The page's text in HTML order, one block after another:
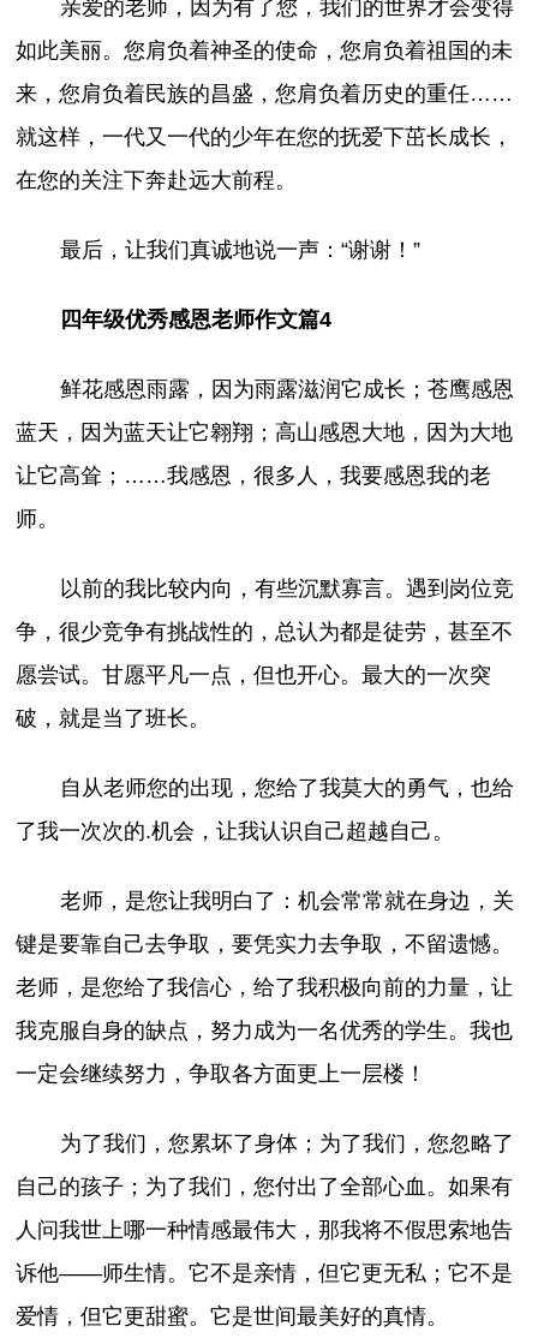
亲爱的老师，因为有了您，我们的世界才会变得
如此美丽。您肩负着神圣的使命，您肩负着祖国的未
来，您肩负着民族的昌盛，您肩负着历史的重任……
就这样，一代又一代的少年在您的抚爱下茁长成长，
在您的关注下奔赴远大前程。
最后，让我们真诚地说一声：“谢谢！”
四年级优秀感恩老师作文篇4
鲜花感恩雨露，因为雨露滋润它成长；苍鹰感恩
蓝天，因为蓝天让它翱翔；高山感恩大地，因为大地
让它高耸；……我感恩，很多人，我要感恩我的老
师。
以前的我比较内向，有些沉默寡言。遇到岗位竞
争，很少竞争有挑战性的，总认为都是徒劳，甚至不
愿尝试。甘愿平凡一点，但也开心。最大的一次突
破，就是当了班长。
自从老师您的出现，您给了我莫大的勇气，也给
了我一次次的.机会，让我认识自己超越自己。
老师，是您让我明白了：机会常常就在身边，关
键是要靠自己去争取，要凭实力去争取，不留遗憾。
老师，是您给了我信心，给了我积极向前的力量，让
我克服自身的缺点，努力成为一名优秀的学生。我也
一定会继续努力，争取各方面更上一层楼！
为了我们，您累坏了身体；为了我们，您忽略了
自己的孩子；为了我们，您付出了全部心血。如果有
人问我世上哪一种情感最伟大，那我将不假思索地告
诉他——师生情。它不是亲情，但它更无私；它不是
爱情，但它更甜蜜。它是世间最美好的真情。